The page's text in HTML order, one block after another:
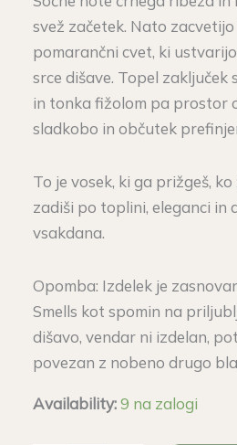
svež začetek. Nato zacvetijo
pomarančni cvet, ki
srce dišave. Topel zaključek
in tonka fižolom pa prostor
sladkobo in občutek
To je vosek, ki ga prižgeš,
zadiši po toplini, eleganci in
vsakdana.
Opomba: Izdelek je
Smells kot spomin na
dišavo, vendar ni izdelan,
povezan z nobeno drugo
Availability:9 na zalogi